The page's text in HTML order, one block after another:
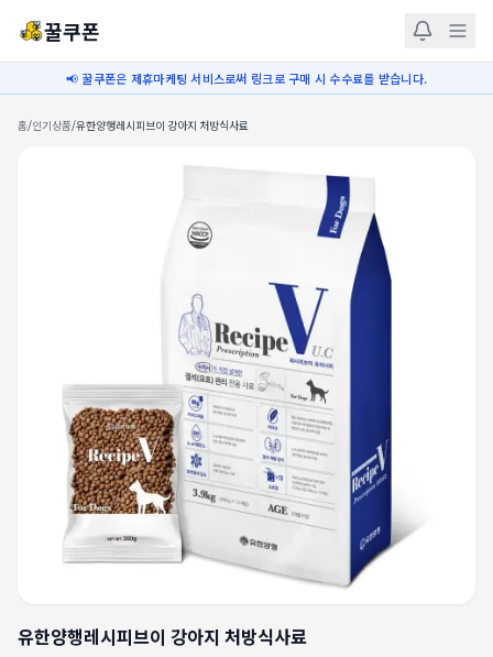
꿀쿠폰
📢 꿀쿠폰은 제휴마케팅 서비스로써 링크로 구매 시 수수료를 받습니다.
홈/인기상품/유한양행레시피브이 강아지 처방식사료
유한양행레시피브이 강아지 처방식사료